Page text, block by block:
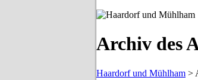
Archiv des
Haardorf und Mühlham >